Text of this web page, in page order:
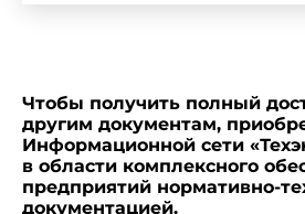
Чтобы получить полный
другим документам,
Информационной сети
в области комплексного
предприятий нормативно-
документацией.